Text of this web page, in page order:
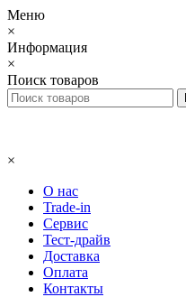
Меню
×
Информация
×
Поиск товаров
×
О нас
Trade-in
Сервис
Тест-драйв
Доставка
Оплата
Контакты